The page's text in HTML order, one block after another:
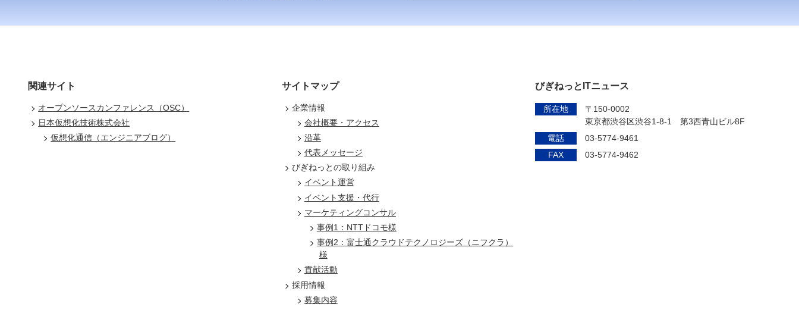
関連サイト
オープンソースカンファレンス（OSC）
日本仮想化技術株式会社
仮想化通信（エンジニアブログ）
サイトマップ
企業情報
会社概要・アクセス
沿革
代表メッセージ
びぎねっとの取り組み
イベント運営
イベント支援・代行
マーケティングコンサル
事例1：NTTドコモ様
事例2：富士通クラウドテクノロジーズ（ニフクラ）
様
貢献活動
採用情報
募集内容
びぎねっとITニュース
所在地
〒150-0002
東京都渋谷区渋谷1-8-1 第3西青山ビル8F
電話
03-5774-9461
FAX
03-5774-9462